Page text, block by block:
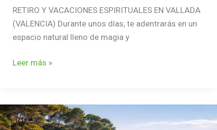
RETIRO Y VACACIONES ESPIRITUALES EN VALLADA
(VALENCIA) Durante unos días, te adentrarás en un
espacio natural lleno de magia y
Leer más »
RETIRO
PUENTE